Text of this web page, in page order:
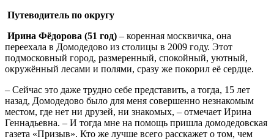
Путеводитель по округу
Ирина Фёдорова (51 год) – коренная москвичка, она
переехала в Домодедово из столицы в 2009 году. Этот
подмосковный город, размеренный, спокойный, уютный,
окружённый лесами и полями, сразу же покорил её сердце.
– Сейчас это даже трудно себе представить, а тогда, 15 лет
назад, Домодедово было для меня совершенно незнакомым
местом, где нет ни друзей, ни знакомых, – отмечает Ирина
Геннадьевна. – И тогда мне на помощь пришла домодедовская
газета «Призыв». Кто же лучше всего расскажет о том, чем